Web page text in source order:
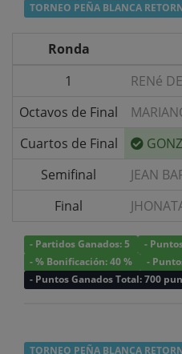
TORNEO PEÑA BLANCA
Ronda
1
RENé
Octavos de Final
Cuartos de Final
Semifinal
JEAN
Final
- Partidos Ganados: 5
-
- % Bonificación: 40 %
-
- Puntos Ganados Total: 700
TORNEO PEÑA BLANCA